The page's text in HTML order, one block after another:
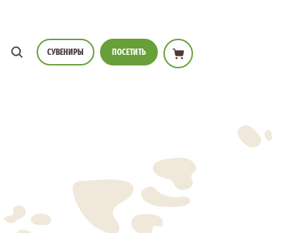
СУВЕНИРЫ ПОСЕТИТЬ